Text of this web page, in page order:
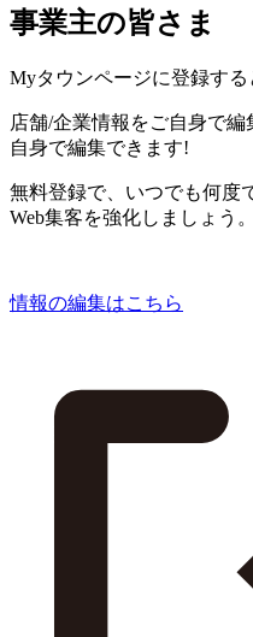
事業主の皆さま
Myタウンページに登録する
店舗/企業情報をご自身で編
自身で編集できます!
無料登録で、いつでも何度
Web集客を強化しましょう。
情報の編集はこちら